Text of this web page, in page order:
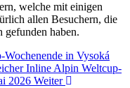
welche mit einigen
allen Besuchern, die
gefunden haben.
Wochenende in Vysoká
Inline Alpin Weltcup-
2026 Weiter